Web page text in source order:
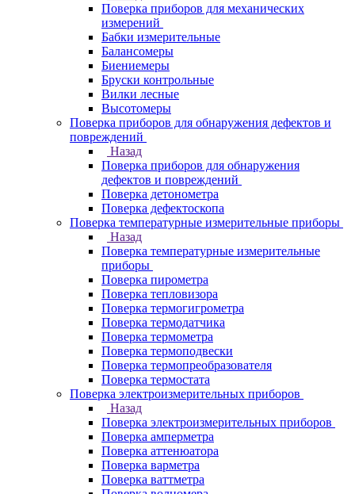
Поверка приборов для механических
измерений
Бабки измерительные
Балансомеры
Биениемеры
Бруски контрольные
Вилки лесные
Высотомеры
Поверка приборов для обнаружения дефектов и
повреждений
Назад
Поверка приборов для обнаружения
дефектов и повреждений
Поверка детонометра
Поверка дефектоскопа
Поверка температурные измерительные приборы
Назад
Поверка температурные измерительные
приборы
Поверка пирометра
Поверка тепловизора
Поверка термогигрометра
Поверка термодатчика
Поверка термометра
Поверка термоподвески
Поверка термопреобразователя
Поверка термостата
Поверка электроизмерительных приборов
Назад
Поверка электроизмерительных приборов
Поверка амперметра
Поверка аттенюатора
Поверка варметра
Поверка ваттметра